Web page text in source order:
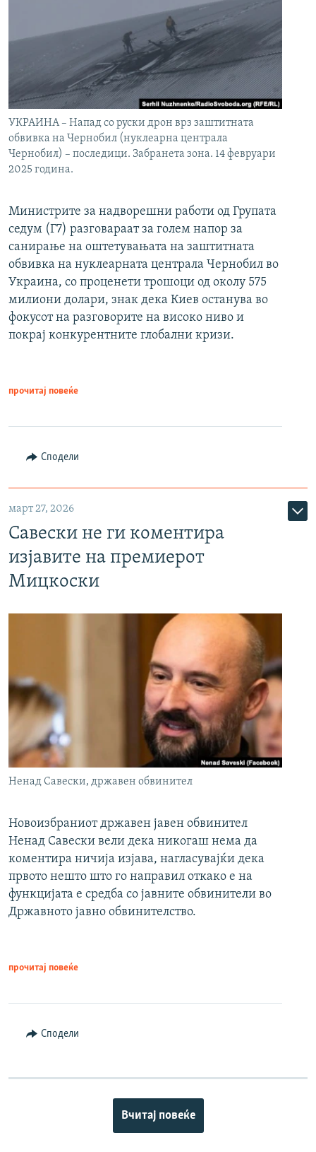
УКРАИНА – Напад со руски дрон врз заштитната
обвивка на Чернобил (нуклеарна централа
Чернобил) – последици. Забранета зона. 14 февруари
2025 година.
Министрите за надворешни работи од Групата
седум (Г7) разговараат за голем напор за
санирање на оштетувањата на заштитната
обвивка на нуклеарната централа Чернобил во
Украина, со проценети трошоци од околу 575
милиони долари, знак дека Киев останува во
фокусот на разговорите на високо ниво и
покрај конкурентните глобални кризи.
прочитај повеќе
Сподели
март 27, 2026
Савески не ги коментира
изјавите на премиерот
Мицкоски
Ненад Савески, државен обвинител
Новоизбраниот државен јавен обвинител
Ненад Савески вели дека никогаш нема да
коментира ничија изјава, нагласувајќи дека
првото нешто што го направил откако е на
функцијата е средба со јавните обвинители во
Државното јавно обвинителство.
прочитај повеќе
Сподели
Вчитај повеќе